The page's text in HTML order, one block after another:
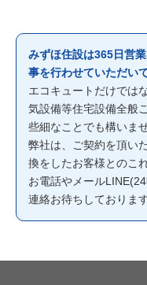
みずほ住設は365日営
事を行わせていただい
エコキュートだけでは
気設備等住宅設備全般
些細なことでも構いま
弊社は、ご契約を頂い
換をしたお客様とのこ
お電話やメール
連絡お待ちしておりま